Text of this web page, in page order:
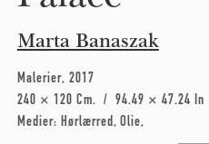
Marta Banaszak
Malerier 2017
240 × 120 Cm
94.49 × 47.24 In
Medier: Hørlærred Olie